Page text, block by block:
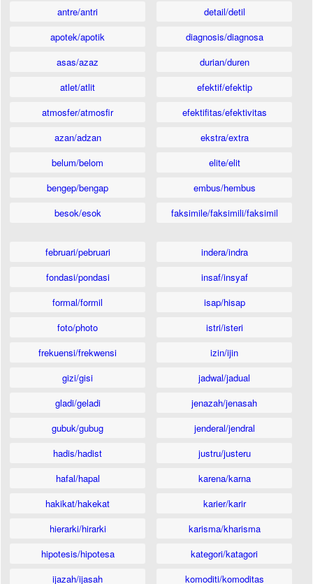
antre/antri
apotek/apotik
asas/azaz
atlet/atlit
atmosfer/atmosfir
azan/adzan
belum/belom
bengep/bengap
besok/esok
detail/detil
diagnosis/diagnosa
durian/duren
efektif/efektip
efektifitas/efektivitas
ekstra/extra
elite/elit
embus/hembus
faksimile/faksimili/faksimil
februari/pebruari
fondasi/pondasi
formal/formil
foto/photo
frekuensi/frekwensi
gizi/gisi
gladi/geladi
gubuk/gubug
hadis/hadist
hafal/hapal
hakikat/hakekat
hierarki/hirarki
hipotesis/hipotesa
ijazah/ijasah
indera/indra
insaf/insyaf
isap/hisap
istri/isteri
izin/ijin
jadwal/jadual
jenazah/jenasah
jenderal/jendral
justru/justeru
karena/karna
karier/karir
karisma/kharisma
kategori/katagori
komoditi/komoditas